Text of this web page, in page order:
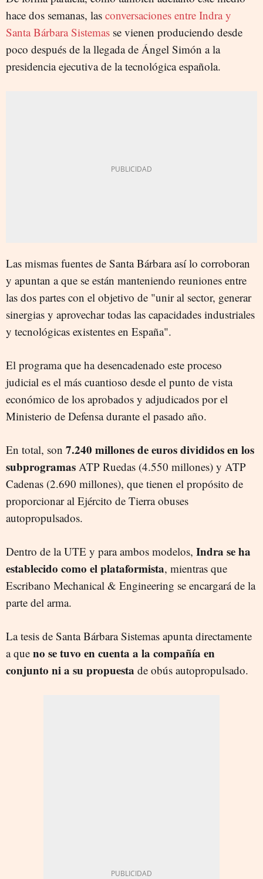
hace dos semanas, las conversaciones entre Indra y
Santa Bárbara Sistemas se vienen produciendo desde
poco después de la llegada de Ángel Simón a la
presidencia ejecutiva de la tecnológica española.
Las mismas fuentes de Santa Bárbara así lo corroboran
y apuntan a que se están manteniendo reuniones entre
las dos partes con el objetivo de "unir al sector, generar
sinergias y aprovechar todas las capacidades industriales
y tecnológicas existentes en España".
El programa que ha desencadenado este proceso
judicial es el más cuantioso desde el punto de vista
económico de los aprobados y adjudicados por el
Ministerio de Defensa durante el pasado año.
En total, son 7.240 millones de euros divididos en los
subprogramas ATP Ruedas (4.550 millones) y ATP
Cadenas (2.690 millones), que tienen el propósito de
proporcionar al Ejército de Tierra obuses
autopropulsados.
Dentro de la UTE y para ambos modelos, Indra se ha
establecido como el plataformista, mientras que
Escribano Mechanical & Engineering se encargará de la
parte del arma.
La tesis de Santa Bárbara Sistemas apunta directamente
a que no se tuvo en cuenta a la compañía en
conjunto ni a su propuesta de obús autopropulsado.